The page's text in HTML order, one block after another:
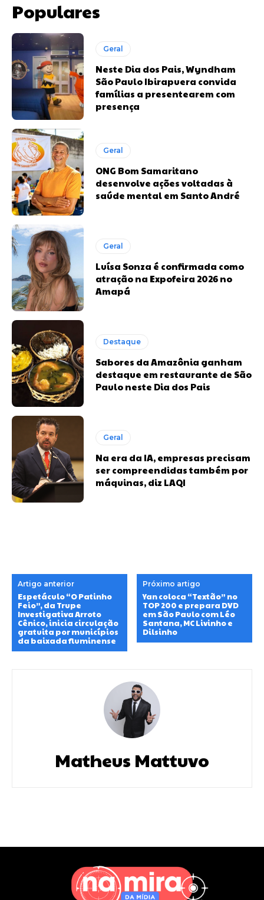
Populares
Geral
Neste Dia dos Pais, Wyndham
São Paulo Ibirapuera convida
famílias a presentearem com
presença
Geral
ONG Bom Samaritano
desenvolve ações voltadas à
saúde mental em Santo André
Geral
Luísa Sonza é confirmada como
atração na Expofeira 2026 no
Amapá
Destaque
Sabores da Amazônia ganham
destaque em restaurante de São
Paulo neste Dia dos Pais
Geral
Na era da IA, empresas precisam
ser compreendidas também por
máquinas, diz LAQI
Artigo anterior
Espetáculo “O Patinho
Feio”, da Trupe
Investigativa Arroto
Cênico, inicia circulação
gratuita por municípios
da baixada fluminense
Próximo artigo
Yan coloca “Textão” no
TOP 200 e prepara DVD
em São Paulo com Léo
Santana, MC Livinho e
Dilsinho
Matheus Mattuvo